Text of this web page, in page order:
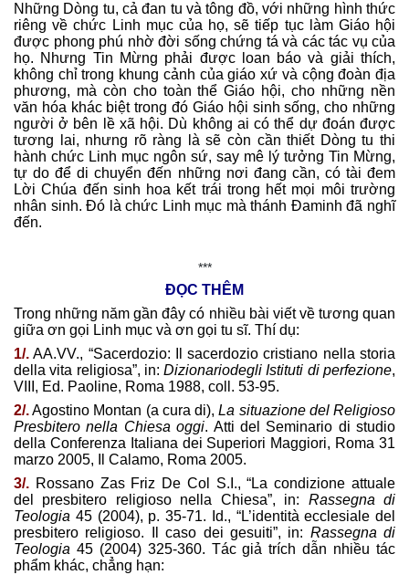
Những Dòng tu, cả đan tu và tông đồ, với những hình thức
riêng về chức Linh mục của họ, sẽ tiếp tục làm Giáo hội
được phong phú nhờ đời sống chứng tá và các tác vụ của
họ. Nhưng Tin Mừng phải được loan báo và giải thích,
không chỉ trong khung cảnh của giáo xứ và cộng đoàn địa
phương, mà còn cho toàn thể Giáo hội, cho những nền
văn hóa khác biệt trong đó Giáo hội sinh sống, cho những
người ở bên lề xã hội. Dù không ai có thể dự đoán được
tương lai, nhưng rõ ràng là sẽ còn cần thiết Dòng tu thi
hành chức Linh mục ngôn sứ, say mê lý tưởng Tin Mừng,
tự do để di chuyển đến những nơi đang cần, có tài đem
Lời Chúa đến sinh hoa kết trái trong hết mọi môi trường
nhân sinh. Đó là chức Linh mục mà thánh Đaminh đã nghĩ
đến.
***
ĐỌC THÊM
Trong những năm gần đây có nhiều bài viết về tương quan
giữa ơn gọi Linh mục và ơn gọi tu sĩ. Thí dụ:
1/. AA.VV., “Sacerdozio: Il sacerdozio cristiano nella storia
della vita religiosa”, in:Dizionariodegli Istituti di perfezione,
VIII, Ed. Paoline, Roma 1988, coll. 53-95.
2/.Agostino Montan (a cura di),La situazione del Religioso
Presbitero nella Chiesa oggi. Atti del Seminario di studio
della Conferenza Italiana dei Superiori Maggiori, Roma 31
marzo 2005, Il Calamo, Roma 2005.
3/. Rossano Zas Friz De Col S.I., “La condizione attuale
del presbitero religioso nella Chiesa”, in: Rassegna di
Teologia 45 (2004), p. 35-71. Id., “L’identità ecclesiale del
presbitero religioso. Il caso dei gesuiti”, in: Rassegna di
Teologia 45 (2004) 325-360. Tác giả trích dẫn nhiều tác
phẩm khác, chẳng hạn: